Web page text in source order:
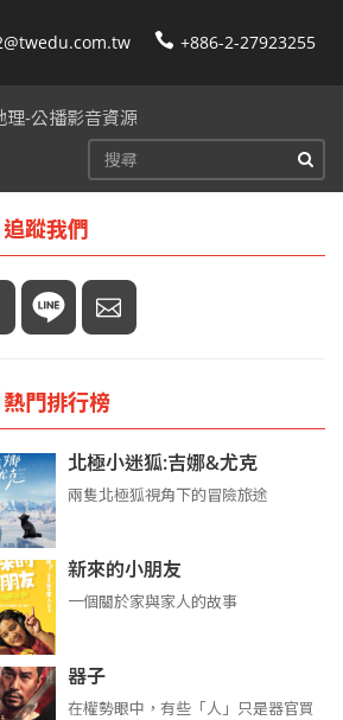
+886-2-27923255
理-公播影音資源
追蹤我們
熱門排行榜
北極小迷狐:吉娜&尤克
兩隻北極狐視角下的冒險旅途
新來的小朋友
一個關於家與家人的故事
器子
在權勢眼中，有些「人」只是器官買